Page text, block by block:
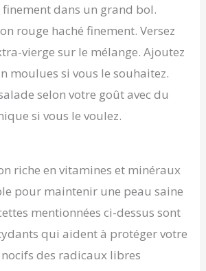
dans un grand bol.
rouge haché finement. Versez
vierge sur le mélange. Ajoutez
moulues si vous le souhaitez.
selon votre goût avec du
si vous le voulez.
riche en vitamines et minéraux
pour maintenir une peau saine
mentionnées ci-dessus sont
qui aident à protéger votre
des radicaux libres